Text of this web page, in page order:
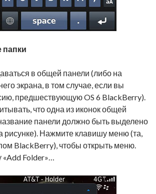
папки
в общей панели (либо на
экрана, в том случае, если вы
предшествующую OS 6 BlackBerry).
что одна из иконок общей
панели должно быть выделено
рисунке). Нажмите клавишу меню (та,
BlackBerry), чтобы открыть меню.
Folder»…